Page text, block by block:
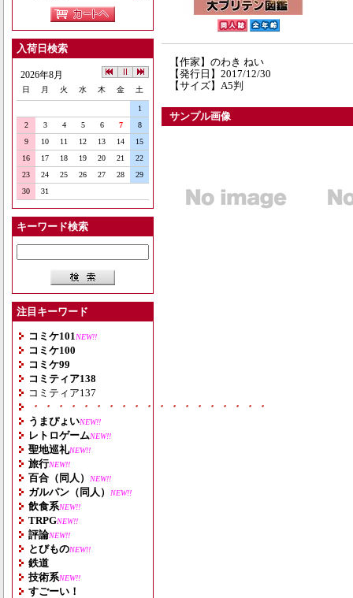
入荷日検索
2026年8月
日 月 火 水 木 金 土
1
2
3 4 5 6 7
8
9
10 11 12 13 14
15
16
17 18 19 20 21
22
23
24 25 26 27 28
29
30
31
キーワード検索
注目キーワード
コミケ101 NEW!!
コミケ100
コミケ99
コミティア138
コミティア137
・・・・・・・・・・・・・・・・・・・
うまぴょいNEW!!
レトロゲームNEW!!
聖地巡礼NEW!!
旅行NEW!!
百合（同人） NEW!!
ガルパン（同人） NEW!!
飲食系NEW!!
TRPGNEW!!
評論NEW!!
とびものNEW!!
鉄道
技術系NEW!!
すごーい！
【作家】のわき ねい
【発行日】2017/12/30
【サイズ】A5判
サンプル画像